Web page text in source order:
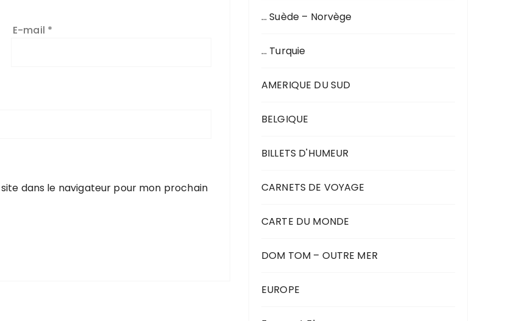
E-mail *
dans le navigateur pour mon prochain
… Suède – Norvège
… Turquie
AMERIQUE DU SUD
BELGIQUE
BILLETS D'HUMEUR
CARNETS DE VOYAGE
CARTE DU MONDE
DOM TOM – OUTRE MER
EUROPE